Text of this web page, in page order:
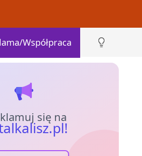
Współpraca
się na